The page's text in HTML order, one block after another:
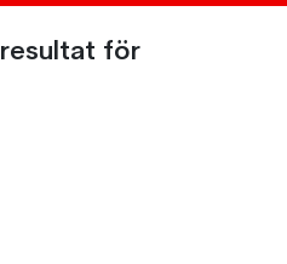
resultat för